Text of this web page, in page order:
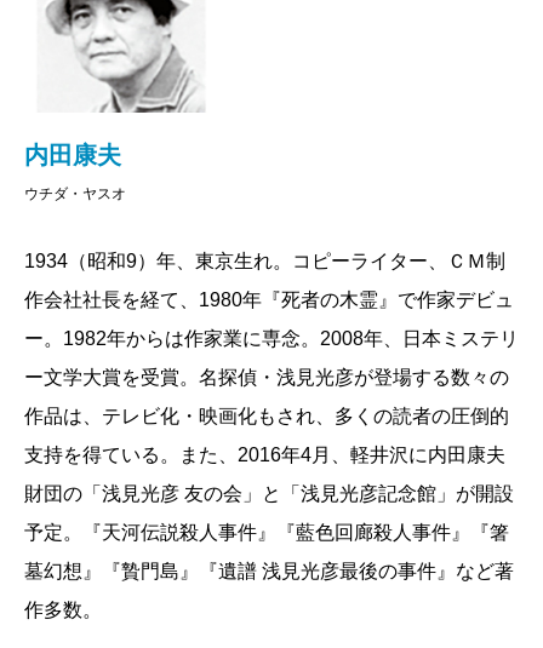
内田康夫
ウチダ・ヤスオ
1934（昭和9）年、東京生れ。コピーライター、ＣＭ制
作会社社長を経て、1980年『死者の木霊』で作家デビュ
ー。1982年からは作家業に専念。2008年、日本ミステリ
ー文学大賞を受賞。名探偵・浅見光彦が登場する数々の
作品は、テレビ化・映画化もされ、多くの読者の圧倒的
支持を得ている。また、2016年4月、軽井沢に内田康夫
財団の「浅見光彦 友の会」と「浅見光彦記念館」が開設
予定。『天河伝説殺人事件』『藍色回廊殺人事件』『箸
墓幻想』『贄門島』『遺譜 浅見光彦最後の事件』など著
作多数。